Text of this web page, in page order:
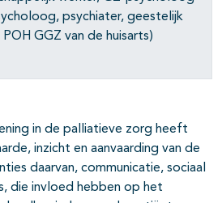
psychiater, geestelijk
GGZ van de huisarts)
in de palliatieve zorg heeft
inzicht en aanvaarding van de
daarvan, communicatie, sociaal
die invloed hebben op het